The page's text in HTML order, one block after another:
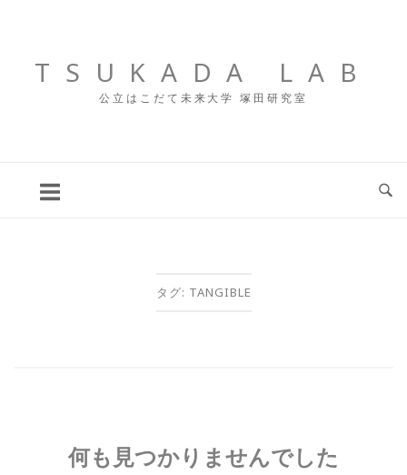
TSUKADA LAB
公立はこだて未来大学 塚田研究室
タグ: TANGIBLE
何も見つかりませんでした